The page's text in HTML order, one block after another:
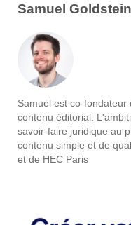
Samuel Goldstein
Samuel est co-
contenu éditorial.
savoir-faire juridique au
contenu simple et de
et de HEC Paris